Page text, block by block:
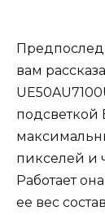
вам
подсветкой
пикселей и
Работает
ее вес